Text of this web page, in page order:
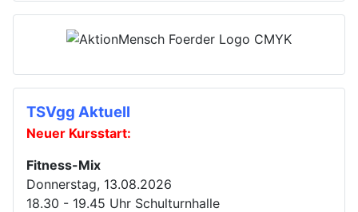
TSVgg Aktuell
Neuer Kursstart:
Fitness-Mix
Donnerstag, 13.08.2026
18.30 - 19.45 Uhr Schulturnhalle